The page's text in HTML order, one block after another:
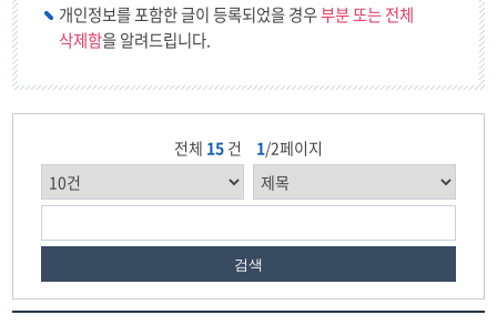
응급처치
개인정보를 포함한 글이 등록되었을 경우부분 또는 전체
삭제함을 알려드립니다.
전체 15 건 1/2페이지
검색